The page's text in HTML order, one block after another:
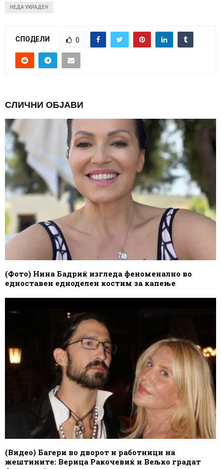
НЕДА УКРАДЕН
СПОДЕЛИ 0
СЛИЧНИ ОБЈАВИ
(Фото) Нина Бадриќ изгледа феноменално во
едноставен едноделен костим за капење
(Видео) Багери во дворот и работници на
жештините: Верица Ракочевиќ и Вељко градат